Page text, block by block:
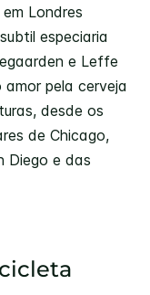
Londres
especiaria
e Leffe
pela cerveja
desde os
de Chicago,
Diego e das